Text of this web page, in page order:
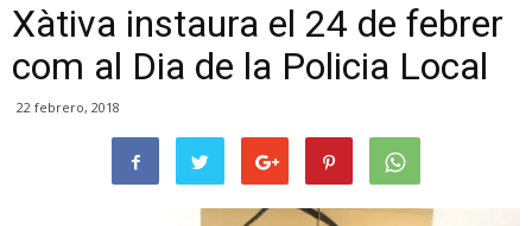
Xàtiva instaura el 24 de febrer
com al Dia de la Policia Local
22 febrero, 2018